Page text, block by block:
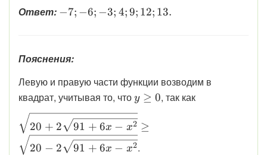
(-3)}=
Ответ: \displaystyle
−7; −6; −3; 4;9; 12; 13.
Пояснения:
Левую и правую части функции возводим в
квадрат, учитывая то, что\displaystyle
y\ge0
y ≥ 0, так как
\displaystyle
\sqrt{20+2\sqrt{91+6x-
x^{2}}}\ge\sqrt{20-
20 + 2 91 + 6x − x2 ≥
20 − 2 91 + 6x − x2.